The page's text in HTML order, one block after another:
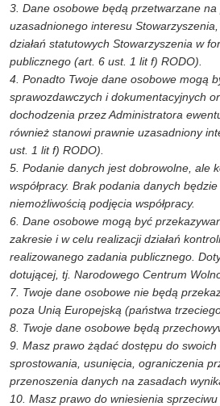
3. Dane osobowe będą przetwarzane
uzasadnionego interesu
działań statutowych Stowarzyszenia w
publicznego (art. 6 ust. 1 lit f) RODO).
4. Ponadto Twoje dane osobowe mogą
sprawozdawczych i dokumentacyjnych
dochodzenia przez Administratora
również stanowi prawnie uzasadniony
ust. 1 lit f) RODO).
5. Podanie danych jest dobrowolne, ale
współpracy. Brak podania danych będzie
niemożliwością podjęcia współpracy.
6. Dane osobowe mogą być
zakresie i w celu realizacji działań
realizowanego zadania publicznego.
dotującej, tj. Narodowego Centrum
7. Twoje dane osobowe nie będą
poza Unią Europejską (państwa
8. Twoje dane osobowe będą
9. Masz prawo żądać dostępu do
sprostowania, usunięcia, ograniczenia
przenoszenia danych na zasadach
10. Masz prawo do wniesienia